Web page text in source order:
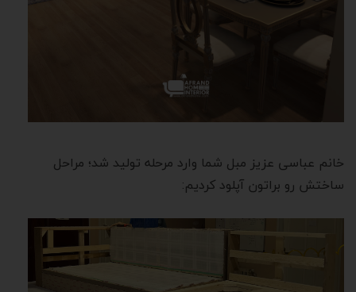
خانم عباسی عزیز مبل شما وارد مرحله تولید شد؛ مراحل
ساختش رو براتون آپلود کردیم: